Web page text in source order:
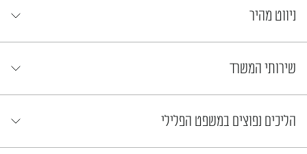
ניווט מהיר
שירותי המשרד
הליכים נפוצים במשפט הפלילי